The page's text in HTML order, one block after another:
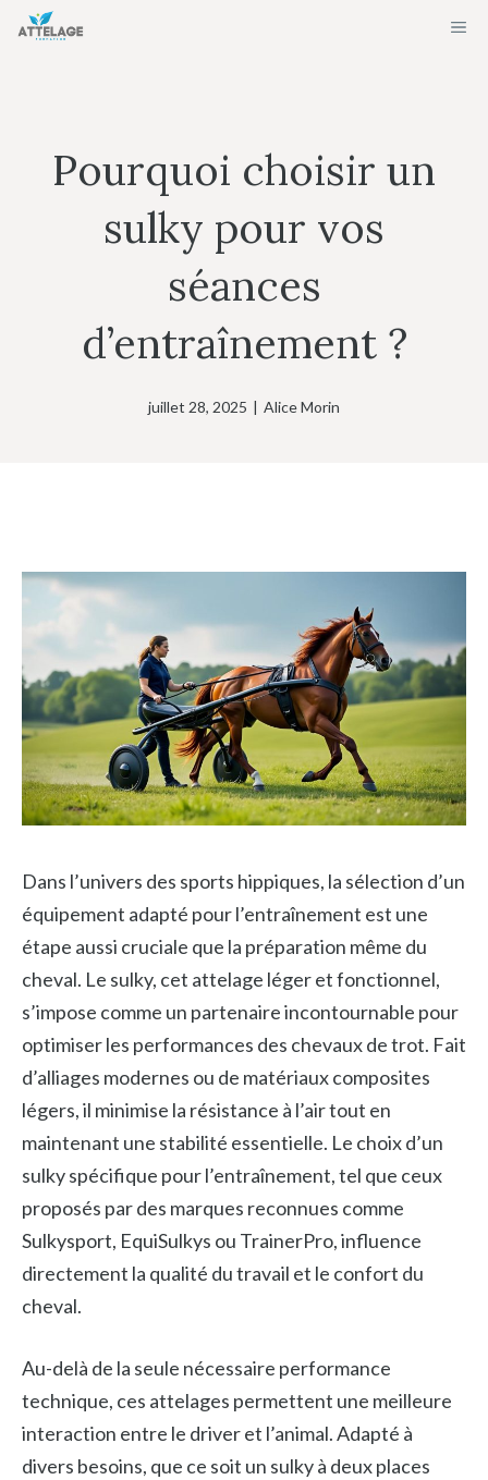
Aller
Pourquoi choisir un
sulky pour vos
séances
d’entraînement ?
juillet 28, 2025 | Alice Morin
Dans l’univers des sports hippiques, la sélection d’un
équipement adapté pour l’entraînement est une
étape aussi cruciale que la préparation même du
cheval. Le sulky, cet attelage léger et fonctionnel,
s’impose comme un partenaire incontournable pour
optimiser les performances des chevaux de trot. Fait
d’alliages modernes ou de matériaux composites
légers, il minimise la résistance à l’air tout en
maintenant une stabilité essentielle. Le choix d’un
sulky spécifique pour l’entraînement, tel que ceux
proposés par des marques reconnues comme
Sulkysport, EquiSulkys ou TrainerPro, influence
directement la qualité du travail et le confort du
cheval.
Au-delà de la seule nécessaire performance
technique, ces attelages permettent une meilleure
interaction entre le driver et l’animal. Adapté à
divers besoins, que ce soit un sulky à deux places